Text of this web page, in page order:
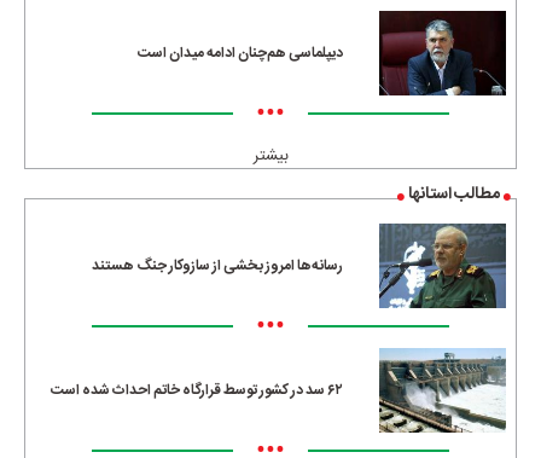
دیپلماسی هم‌چنان ادامه میدان است
•••
بیشتر
مطالب استانها
رسانه‌ها امروز بخشی از سازوکار جنگ هستند
•••
۶۲ سد در کشور توسط قرارگاه خاتم احداث شده است